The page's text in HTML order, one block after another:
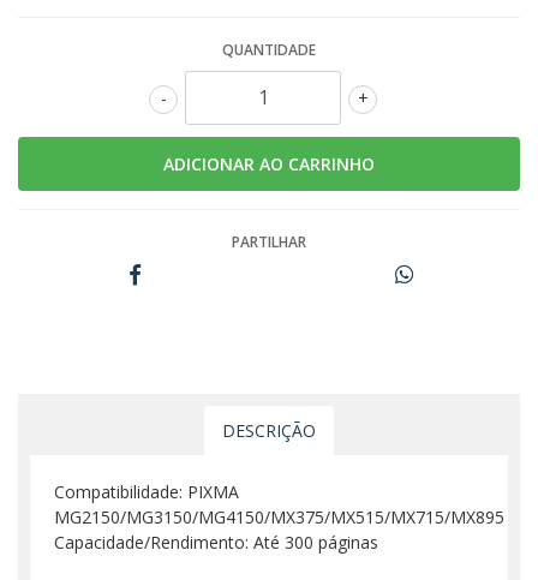
QUANTIDADE
+
-
PARTILHAR
DESCRIÇÃO
Compatibilidade: PIXMA
MG2150/MG3150/MG4150/MX375/MX515/MX715/MX895
Capacidade/Rendimento: Até 300 páginas